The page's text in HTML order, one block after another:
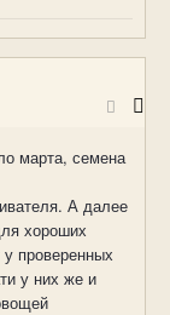
марта, семена
А далее
хороших
проверенных
у них же и